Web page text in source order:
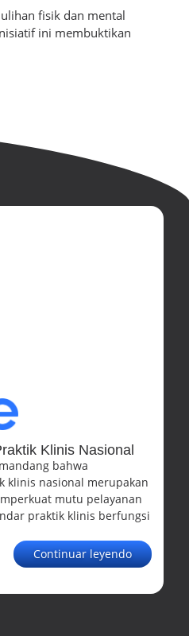
fisik dan mental
ini membuktikan
Klinis Nasional
bahwa
klinis nasional merupakan
mutu pelayanan
praktik klinis berfungsi
Continuar leyendo